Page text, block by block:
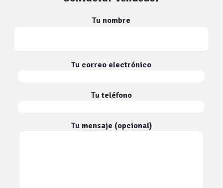
Tu nombre
Tu correo electrónico
Tu teléfono
Tu mensaje (opcional)